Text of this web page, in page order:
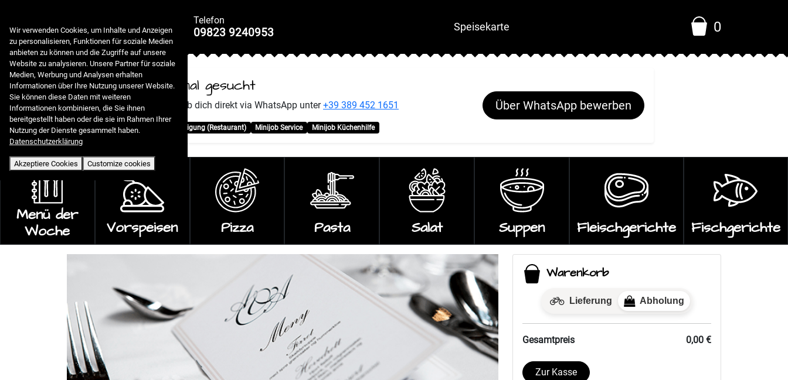
Telefon
09823 9240953 Speisekarte 0
Personal gesucht
Bitte bewirb dich direkt via WhatsApp unter+39 389 452 1651
Minijob Reinigung (Restaurant) Minijob Service Minijob Küchenhilfe
Über WhatsApp bewerben
Menü der
Woche
Vorspeisen Pizza Pasta Salat Suppen Fleischgerichte Fischgerichte
Warenkorb
Lieferung Abholung
Gesamtpreis 0,00 €
Zur Kasse
Wir verwenden Cookies, um Inhalte und Anzeigen
zu personalisieren, Funktionen für soziale Medien
anbieten zu können und die Zugriffe auf unsere
Website zu analysieren. Unsere Partner für soziale
Medien, Werbung und Analysen erhalten
Informationen über Ihre Nutzung unserer Website.
Sie können diese Daten mit weiteren
Informationen kombinieren, die Sie ihnen
bereitgestellt haben oder die sie im Rahmen Ihrer
Nutzung der Dienste gesammelt haben.
Datenschutzerklärung
Akzeptiere Cookies Customize cookies